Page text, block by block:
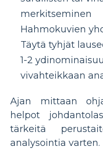
merkitseminen
Hahmokuvien
Täytä tyhjät
1-2
vivahteikkaan
Ajan mittaan
helpot
tärkeitä
analysointia varten.